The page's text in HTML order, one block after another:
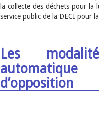
la collecte des déchets pour
service public de la DECI pour
Les
d’opposition